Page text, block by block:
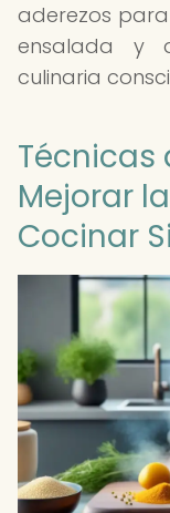
aderezos
ensalada y
culinaria
Técnicas
Mejorar
Cocinar